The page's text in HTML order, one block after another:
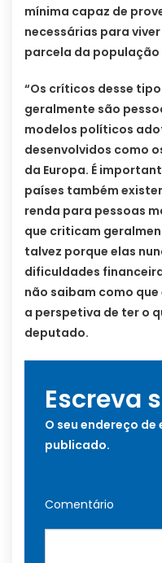
mínima capaz de
necessárias para
parcela da população
“Os críticos desse
geralmente são
modelos políticos
desenvolvidos como
da Europa. É
países também
renda para pessoas
que criticam
talvez porque elas
dificuldades
não saibam como
a perspetiva de ter o
deputado.
Escreva
O seu endereço
publicado.
Comentário